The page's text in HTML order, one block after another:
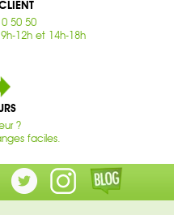
50 50
12h et 14h-18h
?
faciles.